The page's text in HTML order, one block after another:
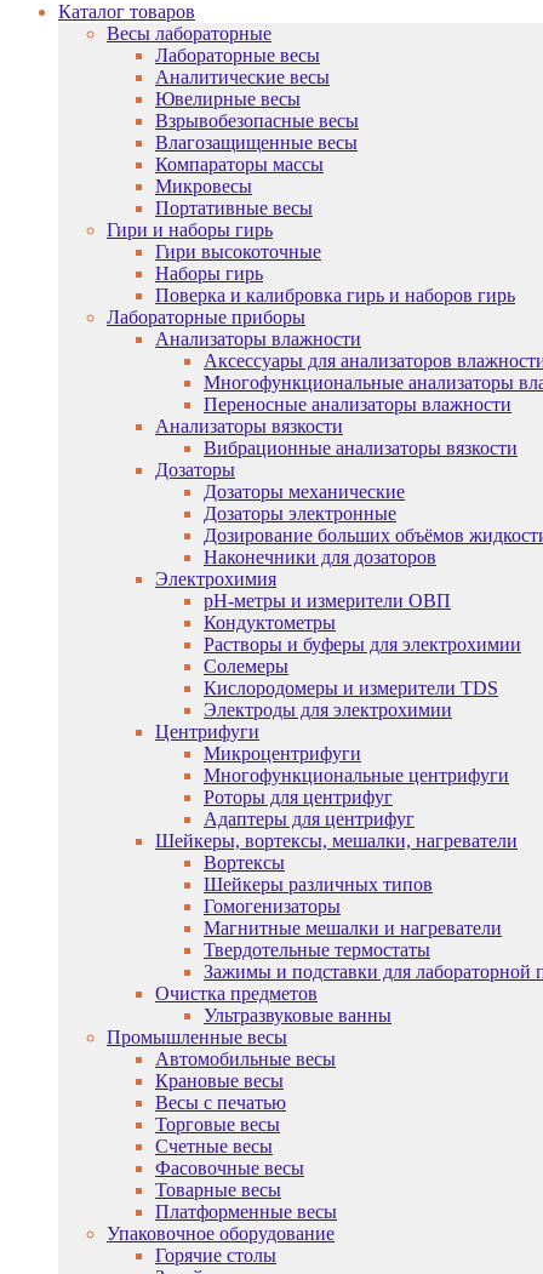
Каталог товаров
Весы лабораторные
Лабораторные весы
Аналитические весы
Ювелирные весы
Взрывобезопасные весы
Влагозащищенные весы
Компараторы массы
Микровесы
Портативные весы
Гири и наборы гирь
Гири высокоточные
Наборы гирь
Поверка и калибровка гирь и наборов гирь
Лабораторные приборы
Анализаторы влажности
Аксессуары для анализаторов
Многофункциональные анализаторы
Переносные анализаторы влажности
Анализаторы вязкости
Вибрационные анализаторы вязкости
Дозаторы
Дозаторы механические
Дозаторы электронные
Дозирование больших объёмов
Наконечники для дозаторов
Электрохимия
pH-метры и измерители ОВП
Кондуктометры
Растворы и буферы для электрохимии
Солемеры
Кислородомеры и измерители TDS
Электроды для электрохимии
Центрифуги
Микроцентрифуги
Многофункциональные центрифуги
Роторы для центрифуг
Адаптеры для центрифуг
Шейкеры, вортексы, мешалки, нагреватели
Вортексы
Шейкеры различных типов
Гомогенизаторы
Магнитные мешалки и нагреватели
Твердотельные термостаты
Зажимы и подставки для лабораторной
Очистка предметов
Ультразвуковые ванны
Промышленные весы
Автомобильные весы
Крановые весы
Весы с печатью
Торговые весы
Счетные весы
Фасовочные весы
Товарные весы
Платформенные весы
Упаковочное оборудование
Горячие столы